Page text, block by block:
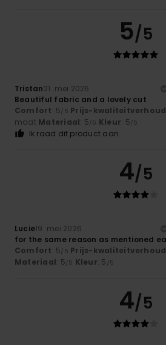
5/5
Tristan21. mei 2026
Beautiful fabric and a lovely cut
Comfort: 5/5 Prijs-
maat Materiaal: 5/5 Kleur: 5/5
Ik raad dit product aan
4/5
Lucie19. mei 2026
for the same reason as mentioned
Comfort: 5/5 Prijs-
Materiaal: 5/5 Kleur: 5 /5
4/5